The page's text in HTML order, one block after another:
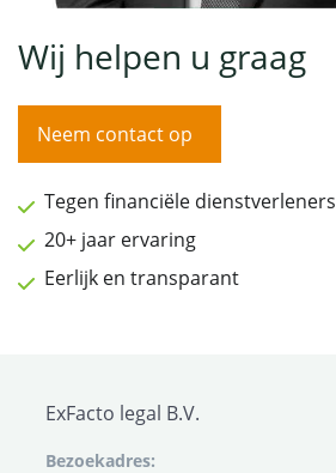
Wij helpen u graag
Neem contact op
Tegen financiële dienstverleners
20+ jaar ervaring
Eerlijk en transparant
ExFacto legal B.V.
Bezoekadres: